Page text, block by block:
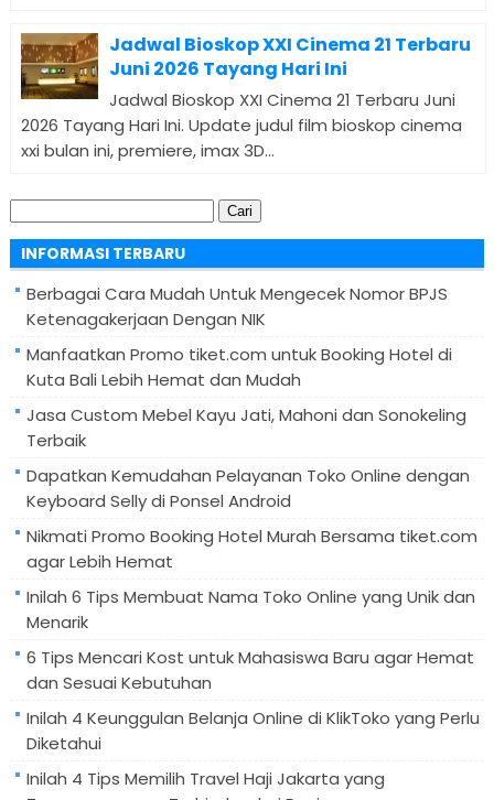
Jadwal Bioskop XXI Cinema 21 Terbaru
Juni 2026 Tayang Hari Ini
Jadwal Bioskop XXI Cinema 21 Terbaru Juni
2026 Tayang Hari Ini. Update judul film bioskop cinema
xxi bulan ini, premiere, imax 3D...
Cari
untuk:
INFORMASI TERBARU
Berbagai Cara Mudah Untuk Mengecek Nomor BPJS
Ketenagakerjaan Dengan NIK
Manfaatkan Promo tiket.com untuk Booking Hotel di
Kuta Bali Lebih Hemat dan Mudah
Jasa Custom Mebel Kayu Jati, Mahoni dan Sonokeling
Terbaik
Dapatkan Kemudahan Pelayanan Toko Online dengan
Keyboard Selly di Ponsel Android
Nikmati Promo Booking Hotel Murah Bersama tiket.com
agar Lebih Hemat
Inilah 6 Tips Membuat Nama Toko Online yang Unik dan
Menarik
6 Tips Mencari Kost untuk Mahasiswa Baru agar Hemat
dan Sesuai Kebutuhan
Inilah 4 Keunggulan Belanja Online di KlikToko yang Perlu
Diketahui
Inilah 4 Tips Memilih Travel Haji Jakarta yang